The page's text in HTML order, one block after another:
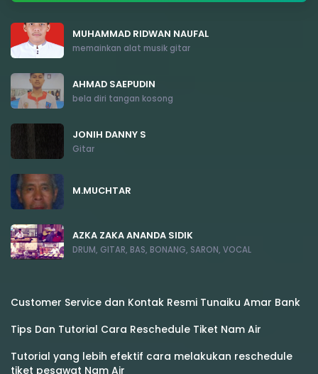
MUHAMMAD RIDWAN NAUFAL
memainkan alat musik gitar
AHMAD SAEPUDIN
bela diri tangan kosong
JONIH DANNY S
Gitar
M.MUCHTAR
AZKA ZAKA ANANDA SIDIK
DRUM, GITAR, BAS, BONANG, SARON, VOCAL
Customer Service dan Kontak Resmi Tunaiku Amar Bank
Tips Dan Tutorial Cara Reschedule Tiket Nam Air
Tutorial yang lebih efektif cara melakukan reschedule
tiket pesawat Nam Air